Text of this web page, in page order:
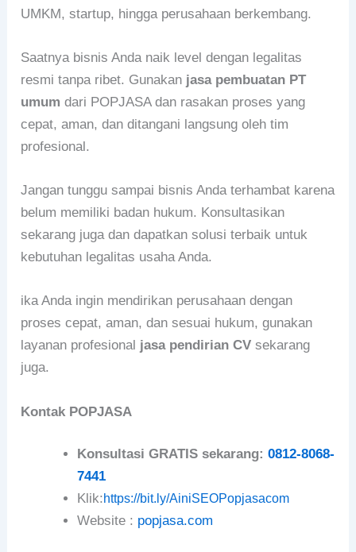
UMKM, startup, hingga perusahaan berkembang.
Saatnya bisnis Anda naik level dengan legalitas
resmi tanpa ribet. Gunakan jasa pembuatan PT
umum dari POPJASA dan rasakan proses yang
cepat, aman, dan ditangani langsung oleh tim
profesional.
Jangan tunggu sampai bisnis Anda terhambat karena
belum memiliki badan hukum. Konsultasikan
sekarang juga dan dapatkan solusi terbaik untuk
kebutuhan legalitas usaha Anda.
ika Anda ingin mendirikan perusahaan dengan
proses cepat, aman, dan sesuai hukum, gunakan
layanan profesional jasa pendirian CV sekarang
juga.
Kontak POPJASA
Konsultasi GRATIS sekarang:0812-8068-
7441
Klik: https://bit.ly/AiniSEOPopjasacom
Website : popjasa.com